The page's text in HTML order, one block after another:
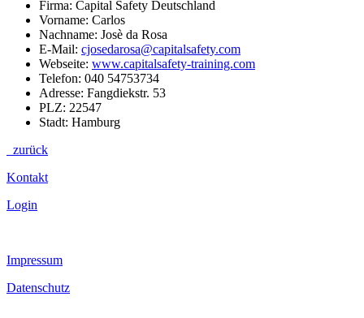
Firma: Capital Safety Deutschland
Vorname: Carlos
Nachname: Josè da Rosa
E-Mail: cjosedarosa@capitalsafety.com
Webseite: www.capitalsafety-training.com
Telefon: 040 54753734
Adresse: Fangdiekstr. 53
PLZ: 22547
Stadt: Hamburg
zurück
Kontakt
Login
Impressum
Datenschutz